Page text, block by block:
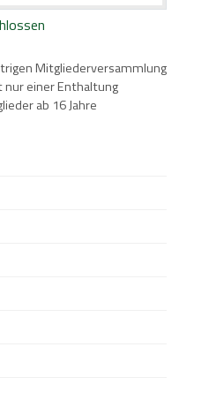
Mitgliederversammlung
einer Enthaltung
ab 16 Jahre